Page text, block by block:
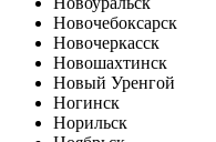
Новочебоксарск
Новочеркасск
Новошахтинск
Новый Уренгой
Ногинск
Норильск